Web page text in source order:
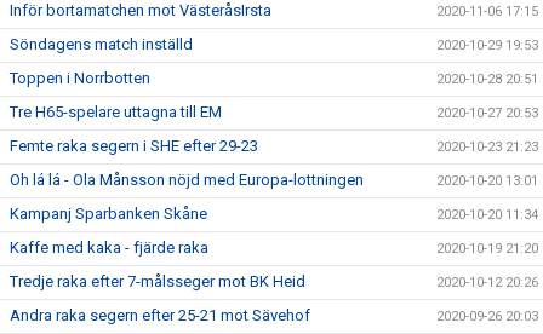
Inför bortamatchen mot VästeråsIrsta 2020-11-06 17:15
Söndagens match inställd 2020-10-29 19:53
Toppen i Norrbotten 2020-10-28 20:51
Tre H65-spelare uttagna till EM 2020-10-27 20:53
Femte raka segern i SHE efter 29-23 2020-10-23 21:23
Oh lá lá - Ola Månsson nöjd med Europa-lottningen 2020-10-20 13:01
Kampanj Sparbanken Skåne 2020-10-20 11:34
Kaffe med kaka - fjärde raka 2020-10-19 21:20
Tredje raka efter 7-målsseger mot BK Heid 2020-10-12 20:26
Andra raka segern efter 25-21 mot Sävehof 2020-09-26 20:03